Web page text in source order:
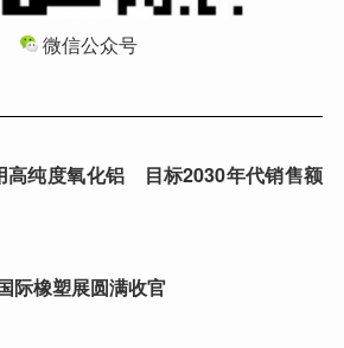
微信公众号
纯度氧化铝 目标2030年代销售额
际橡塑展圆满收官